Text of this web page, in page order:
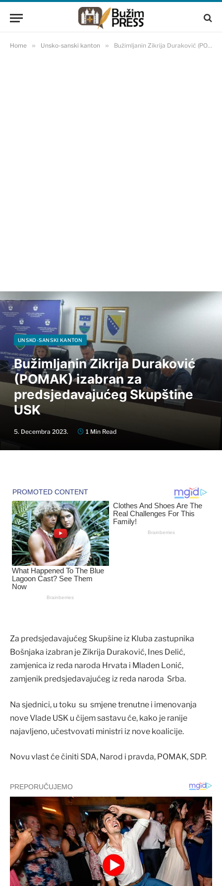
Home » Unsko-sanski kanton » Bužimljanin Zikrija Duraković (POMAK) izabran za predsjedavajućeg Skupštine USK
UNSKO-SANSKI KANTON
Bužimljanin Zikrija Duraković
(POMAK) izabran za
predsjedavajućeg Skupštine
USK
5. Decembra 2023. 1 Min Read
Za predsjedavajućeg Skupšine iz Kluba zastupnika
Bošnjaka izabran je Zikrija Duraković, Ines Delić,
zamjenica iz reda naroda Hrvata i Mladen Lonić,
zamjenik predsjedavajućeg iz reda naroda Srba.
Na sjednici, u toku su smjene trenutne i imenovanja
nove Vlade USK u čijem sastavu će, kako je ranije
najavljeno, učestvovati ministri iz nove koalicije.
Novu vlast će činiti SDA, Narod i pravda, POMAK, SDP.